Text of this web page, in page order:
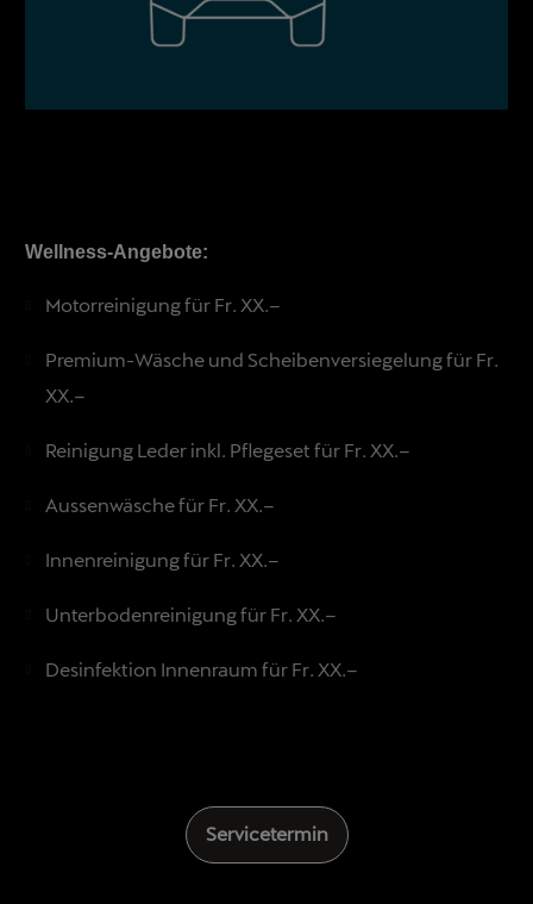
Wellness-Angebote:
Motorreinigung für Fr. XX.–
Premium-Wäsche und Scheibenversiegelung für Fr.
XX.–
Reinigung Leder inkl. Pflegeset für Fr. XX.–
Aussenwäsche für Fr. XX.–
Innenreinigung für Fr. XX.–
Unterbodenreinigung für Fr. XX.–
Desinfektion Innenraum für Fr. XX.–
Servicetermin